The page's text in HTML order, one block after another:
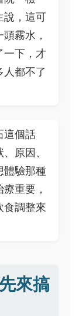
說，這可
霧水，
一下，才
人都不了
這個話
原因、
體驗那種
重要，
食調整來
來搞